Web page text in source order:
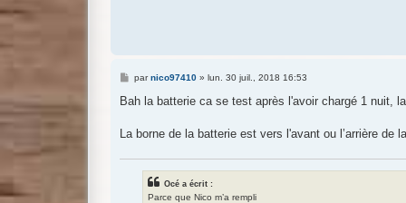
M
s
g
parnico97410» lun. 30 juil., 2018 16:53
Bah la batterie ca se test après l'avoir chargé 1 nuit,
La borne de la batterie est vers l'avant ou l’arrière de
Océ a écrit :
Parce que Nico m’a rempli